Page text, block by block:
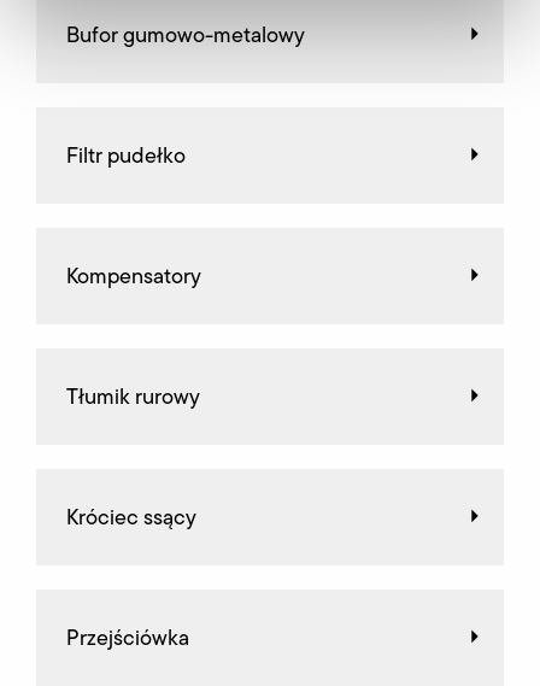
Bufor gumowo-metalowy
Filtr pudełko
Kompensatory
Tłumik rurowy
Króciec ssący
Przejściówka